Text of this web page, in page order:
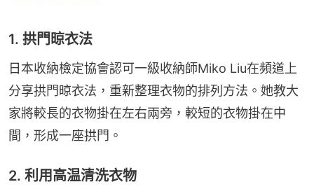
1. 拱門晾衣法
日本收納檢定協會認可一級收納師Miko Liu在頻道上
分享拱門晾衣法，重新整理衣物的排列方法。她教大
家將較長的衣物掛在左右兩旁，較短的衣物掛在中
間，形成一座拱門。
2. 利用高温清洗衣物